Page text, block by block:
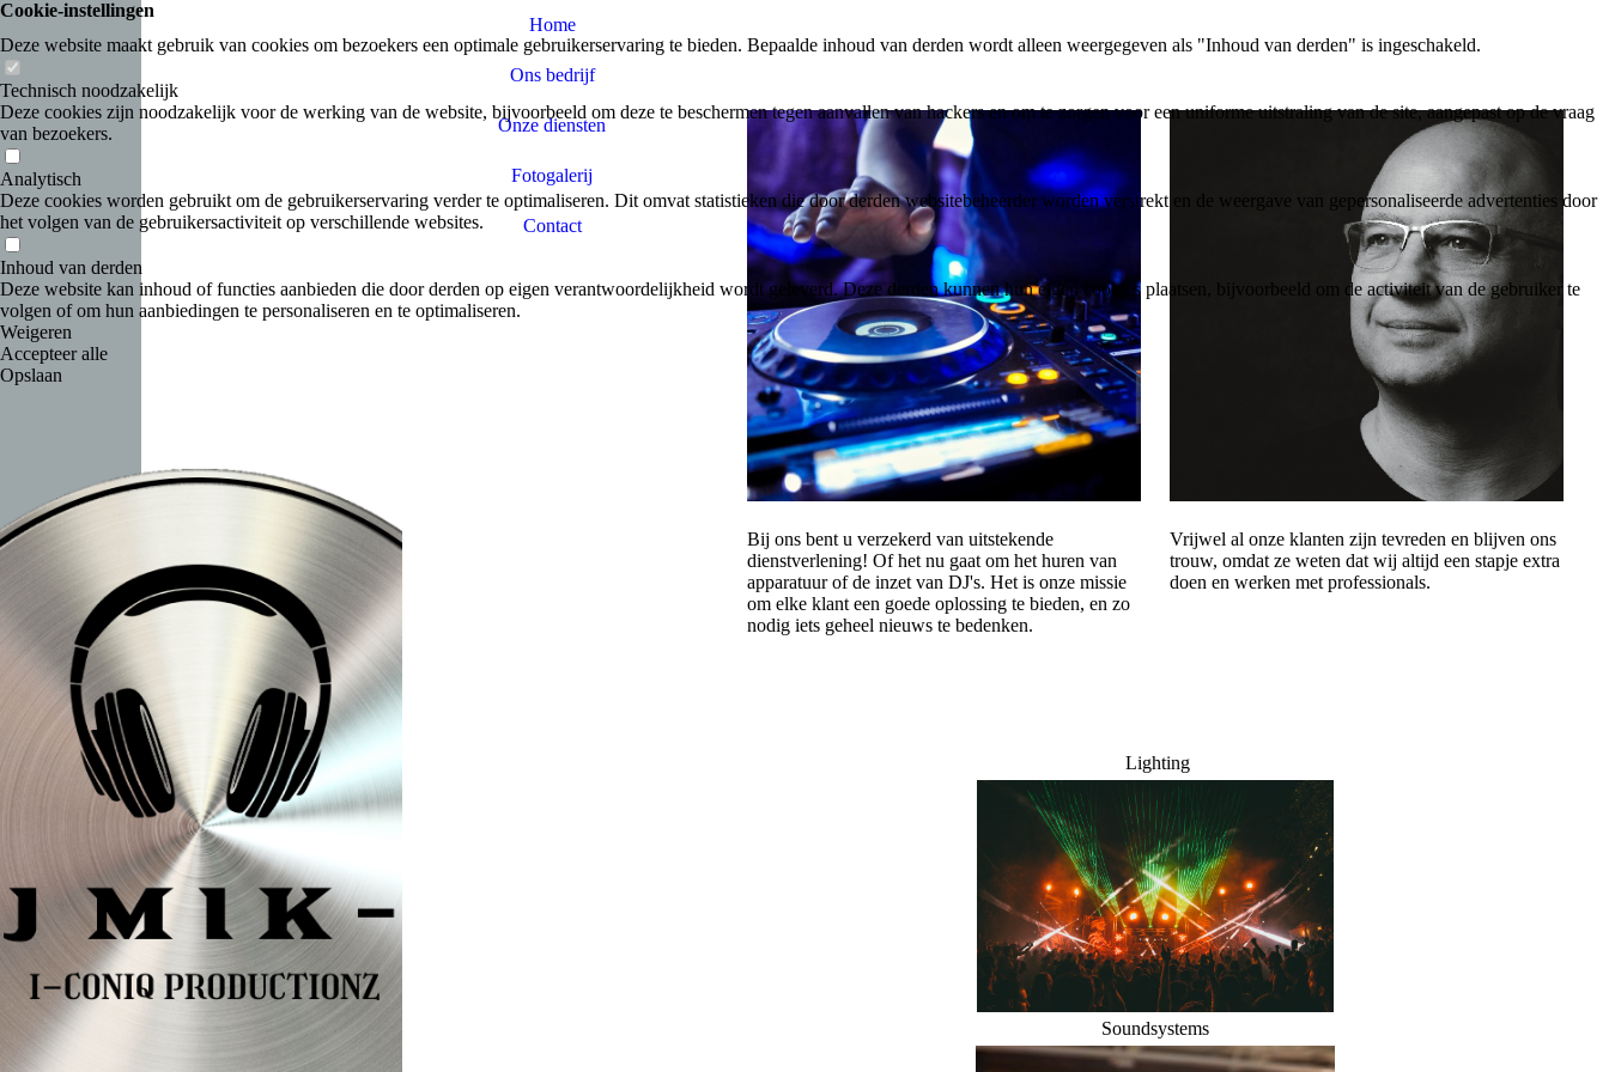
Home
Ons bedrijf
Onze diensten
Fotogalerij
Contact
Bij ons bent u verzekerd van uitstekende
dienstverlening! Of het nu gaat om het huren van
apparatuur of de inzet van DJ's. Het is onze missie
om elke klant een goede oplossing te bieden, en zo
nodig iets geheel nieuws te bedenken.
Vrijwel al onze klanten zijn tevreden en blijven ons
trouw, omdat ze weten dat wij altijd een stapje extra
doen en werken met professionals.
Lighting
Soundsystems
Cookie-instellingen
Deze website maakt gebruik van cookies om bezoekers een optimale gebruikerservaring te bieden. Bepaalde inhoud van derden wordt alleen weergegeven als "Inhoud van derden" is ingeschakeld.
Technisch noodzakelijk
Deze cookies zijn noodzakelijk voor de werking van de website, bijvoorbeeld om deze te beschermen tegen aanvallen van hackers en om te zorgen voor een uniforme uitstraling van de site, aangepast op de vraag
van bezoekers.
Analytisch
Deze cookies worden gebruikt om de gebruikerservaring verder te optimaliseren. Dit omvat statistieken die door derden websitebeheerder worden verstrekt en de weergave van gepersonaliseerde advertenties door
het volgen van de gebruikersactiviteit op verschillende websites.
Inhoud van derden
Deze website kan inhoud of functies aanbieden die door derden op eigen verantwoordelijkheid wordt geleverd. Deze derden kunnen hun eigen cookies plaatsen, bijvoorbeeld om de activiteit van de gebruiker te
volgen of om hun aanbiedingen te personaliseren en te optimaliseren.
Weigeren
Accepteer alle
Opslaan